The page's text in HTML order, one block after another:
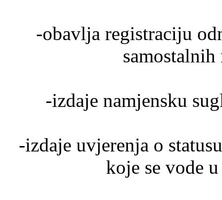
-obavlja registraciju
-izdaje namjensku
-izdaje uvjerenja o
koje se vode